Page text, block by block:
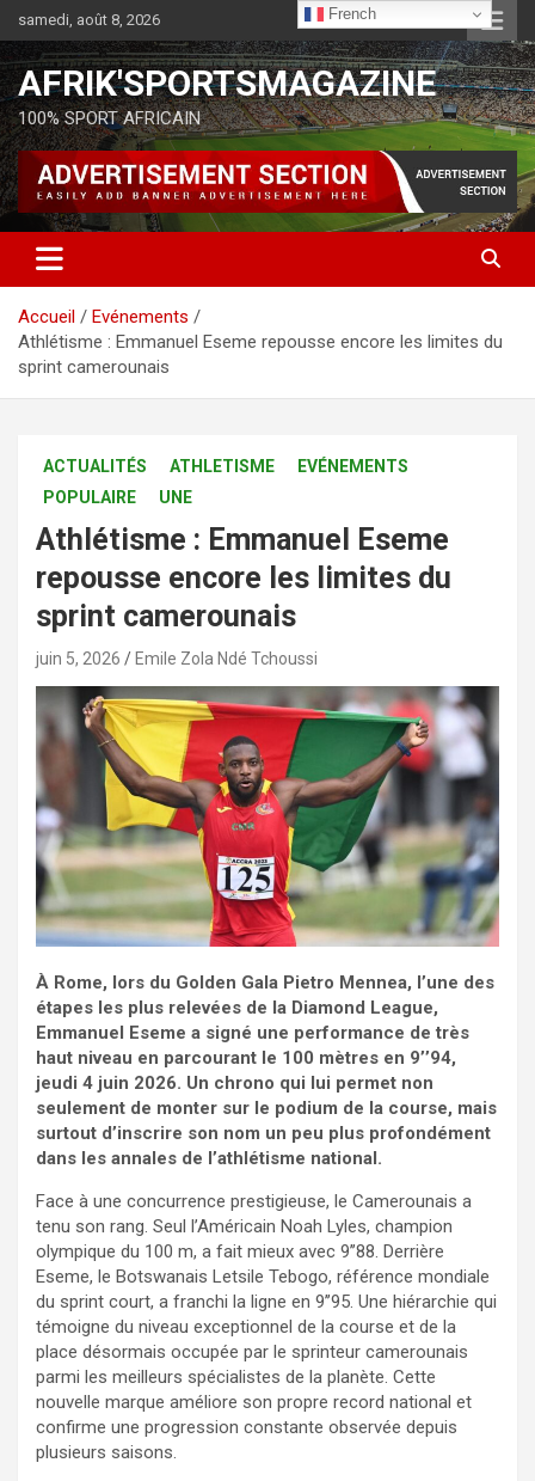
samedi, août 8, 2026
AFRIK'SPORTSMAGAZINE
100% SPORT AFRICAIN
Accueil
Evénements
Athlétisme : Emmanuel Eseme repousse encore les limites du
sprint camerounais
ACTUALITÉS ATHLETISME
EVÉNEMENTS
POPULAIRE
UNE
Athlétisme : Emmanuel Eseme
repousse encore les limites du
sprint camerounais
juin 5, 2026 Emile Zola Ndé Tchoussi
À Rome, lors du Golden Gala Pietro Mennea, l’une des
étapes les plus relevées de la Diamond League,
Emmanuel Eseme a signé une performance de très
haut niveau en parcourant le 100 mètres en 9’’94,
jeudi 4 juin 2026. Un chrono qui lui permet non
seulement de monter sur le podium de la course, mais
surtout d’inscrire son nom un peu plus profondément
dans les annales de l’athlétisme national.
Face à une concurrence prestigieuse, le Camerounais a
tenu son rang. Seul l’Américain Noah Lyles, champion
olympique du 100 m, a fait mieux avec 9’’88. Derrière
Eseme, le Botswanais Letsile Tebogo, référence mondiale
du sprint court, a franchi la ligne en 9’’95. Une hiérarchie qui
témoigne du niveau exceptionnel de la course et de la
place désormais occupée par le sprinteur camerounais
parmi les meilleurs spécialistes de la planète. Cette
nouvelle marque améliore son propre record national et
confirme une progression constante observée depuis
plusieurs saisons.
French